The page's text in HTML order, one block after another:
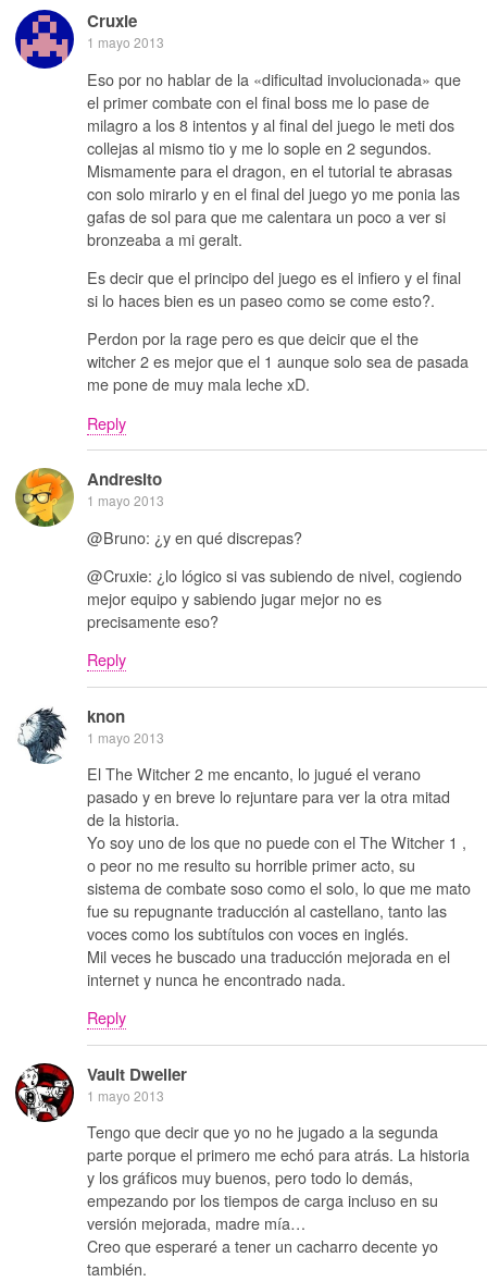
Cruxie
1 mayo 2013
Eso por no hablar de la «dificultad involucionada» que
el primer combate con el final boss me lo pase de
milagro a los 8 intentos y al final del juego le meti dos
collejas al mismo tio y me lo sople en 2 segundos.
Mismamente para el dragon, en el tutorial te abrasas
con solo mirarlo y en el final del juego yo me ponia las
gafas de sol para que me calentara un poco a ver si
bronzeaba a mi geralt.
Es decir que el principo del juego es el infiero y el final
si lo haces bien es un paseo como se come esto?.
Perdon por la rage pero es que deicir que el the
witcher 2 es mejor que el 1 aunque solo sea de pasada
me pone de muy mala leche xD.
Reply
Andresito
1 mayo 2013
@Bruno: ¿y en qué discrepas?
@Cruxie: ¿lo lógico si vas subiendo de nivel, cogiendo
mejor equipo y sabiendo jugar mejor no es
precisamente eso?
Reply
knon
1 mayo 2013
El The Witcher 2 me encanto, lo jugué el verano
pasado y en breve lo rejuntare para ver la otra mitad
de la historia.
Yo soy uno de los que no puede con el The Witcher 1 ,
o peor no me resulto su horrible primer acto, su
sistema de combate soso como el solo, lo que me mato
fue su repugnante traducción al castellano, tanto las
voces como los subtítulos con voces en inglés.
Mil veces he buscado una traducción mejorada en el
internet y nunca he encontrado nada.
Reply
Vault Dweller
1 mayo 2013
Tengo que decir que yo no he jugado a la segunda
parte porque el primero me echó para atrás. La historia
y los gráficos muy buenos, pero todo lo demás,
empezando por los tiempos de carga incluso en su
versión mejorada, madre mía…
Creo que esperaré a tener un cacharro decente yo
también.